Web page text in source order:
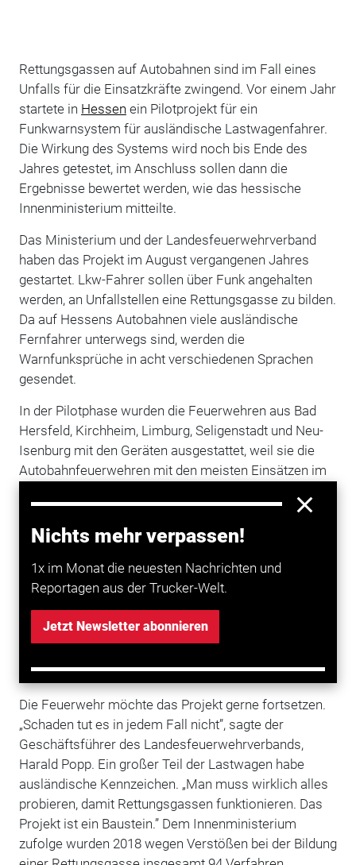
Nichts mehr verpassen!
1x im Monat die neuesten Nachrichten und
Reportagen aus der Trucker-Welt.
Jetzt Newsletter abonnieren
Rettungsgassen auf Autobahnen sind im Fall eines
Unfalls für die Einsatzkräfte zwingend. Vor einem Jahr
startete in Hessen ein Pilotprojekt für ein
Funkwarnsystem für ausländische Lastwagenfahrer.
Die Wirkung des Systems wird noch bis Ende des
Jahres getestet, im Anschluss sollen dann die
Ergebnisse bewertet werden, wie das hessische
Innenministerium mitteilte.
Das Ministerium und der Landesfeuerwehrverband
haben das Projekt im August vergangenen Jahres
gestartet. Lkw-Fahrer sollen über Funk angehalten
werden, an Unfallstellen eine Rettungsgasse zu bilden.
Da auf Hessens Autobahnen viele ausländische
Fernfahrer unterwegs sind, werden die
Warnfunksprüche in acht verschiedenen Sprachen
gesendet.
In der Pilotphase wurden die Feuerwehren aus Bad
Hersfeld, Kirchheim, Limburg, Seligenstadt und Neu-
Isenburg mit den Geräten ausgestattet, weil sie die
Autobahnfeuerwehren mit den meisten Einsätzen im
sich inklusive Zubehör auf rund 26.000 Euro.
Sprüche in verschiedenen Landessprachen
Die Funkwarngeräte sind in der Lage, gleichzeitig auf
acht Kanälen einen eingespeicherten Spruch jeweils in
einer anderen Landessprache zu verbreiten – sie
senden in ungarischer, deutscher, tschechischer,
polnischer Sprache.
Die Feuerwehr möchte das Projekt gerne fortsetzen.
„Schaden tut es in jedem Fall nicht”, sagte der
Geschäftsführer des Landesfeuerwehrverbands,
Harald Popp. Ein großer Teil der Lastwagen habe
ausländische Kennzeichen. „Man muss wirklich alles
probieren, damit Rettungsgassen funktionieren. Das
Projekt ist ein Baustein.” Dem Innenministerium
zufolge wurden 2018 wegen Verstößen bei der Bildung